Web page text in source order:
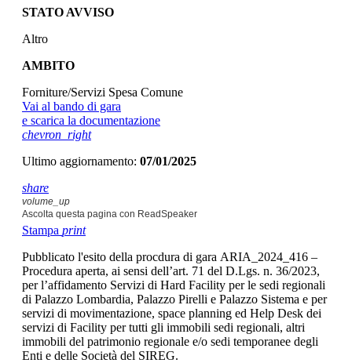
STATO AVVISO
Altro
AMBITO
Forniture/Servizi Spesa Comune
Vai al bando di gara
e scarica la documentazione
chevron_right
Ultimo aggiornamento: 07/01/2025
share
volume_up
Ascolta questa pagina con ReadSpeaker
Stampa print
Pubblicato l'esito della procdura di gara ARIA_2024_416 –
Procedura aperta, ai sensi dell’art. 71 del D.Lgs. n. 36/2023,
per l’affidamento Servizi di Hard Facility per le sedi regionali
di Palazzo Lombardia, Palazzo Pirelli e Palazzo Sistema e per
servizi di movimentazione, space planning ed Help Desk dei
servizi di Facility per tutti gli immobili sedi regionali, altri
immobili del patrimonio regionale e/o sedi temporanee degli
Enti e delle Società del SIREG.